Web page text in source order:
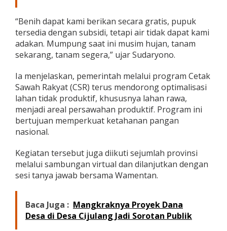
P
e
r
c
e
a
t
a
n
T
a
m
H
a
d
i
E
l
“Benih dapat kami berikan secara gratis, pupuk
tersedia dengan subsidi, tetapi air tidak dapat kami
adakan. Mumpung saat ini musim hujan, tanam
sekarang, tanam segera,” ujar Sudaryono.
Ia menjelaskan, pemerintah melalui program Cetak
Sawah Rakyat (CSR) terus mendorong optimalisasi
lahan tidak produktif, khususnya lahan rawa,
menjadi areal persawahan produktif. Program ini
bertujuan memperkuat ketahanan pangan
nasional.
Kegiatan tersebut juga diikuti sejumlah provinsi
melalui sambungan virtual dan dilanjutkan dengan
sesi tanya jawab bersama Wamentan.
Baca Juga : Mangkraknya Proyek Dana
Desa di Desa Cijulang Jadi Sorotan Publik